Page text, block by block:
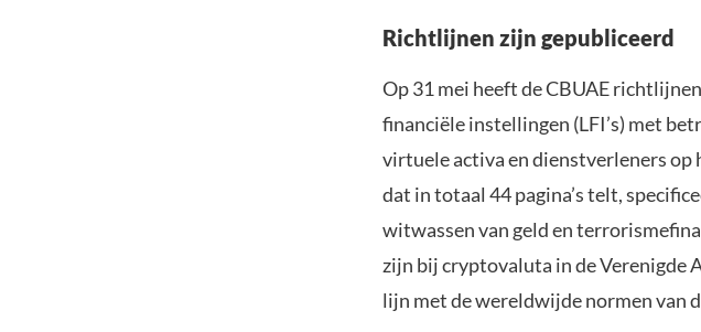
Richtlijnen zijn gepubliceerd
Op 31 mei heeft de CBUAE richtlijnen
financiële instellingen (LFI’s) met
virtuele activa en dienstverleners op
dat in totaal 44 pagina’s telt,
witwassen van geld en
zijn bij cryptovaluta in de Verenigde
lijn met de wereldwijde normen van